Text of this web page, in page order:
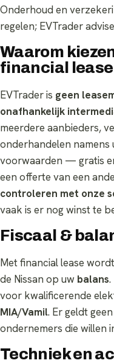
Onderhoud en
regelen; EVTrader
Waarom
financial
EVTrader is geen
onafhankelijk
meerdere aanbieders,
onderhandelen namens
voorwaarden — gratis
een offerte van een
controleren met onze
vaak is er nog winst te
Fiscaal &
Met financial lease
de Nissan op uw balans
voor kwalificerende
MIA/Vamil. Er geldt
ondernemers die willen
Techniek en